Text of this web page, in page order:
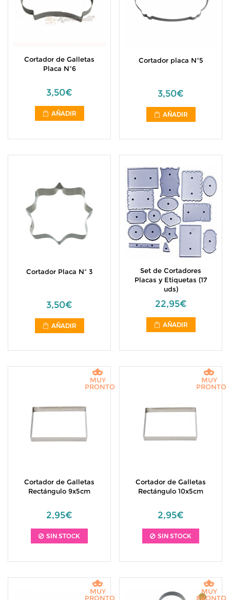
Cortador de Galletas
Placa Nº6
3,50€
AÑADIR
Cortador placa Nº5
3,50€
AÑADIR
Cortador Placa Nº 3
3,50€
AÑADIR
Set de Cortadores
Placas y Etiquetas (17
uds)
22,95€
AÑADIR
Cortador de Galletas
Rectángulo 9x5cm
2,95€
SIN STOCK
MUY
PRONTO
Cortador de Galletas
Rectángulo 10x5cm
2,95€
SIN STOCK
MUY
PRONTO
MUY
PRONTO
MUY
PRONTO